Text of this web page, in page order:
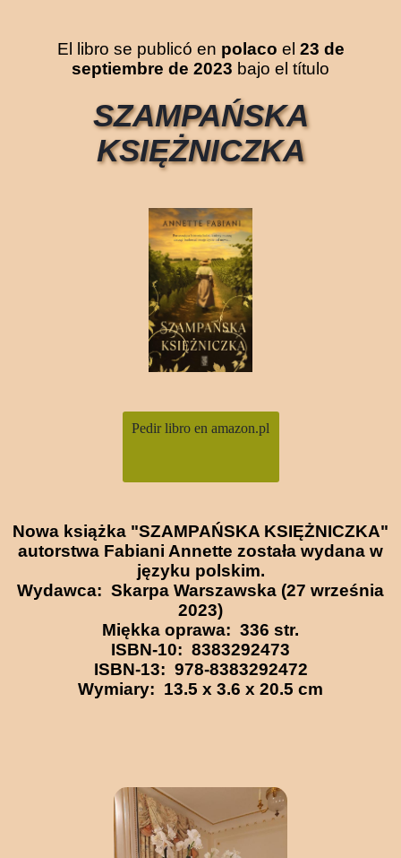
El libro se publicó en polaco el 23 de
septiembre de 2023 bajo el título
SZAMPAŃSKA
KSIĘŻNICZKA
Pedir libro en amazon.pl
Nowa książka "SZAMPAŃSKA KSIĘŻNICZKA"
autorstwa Fabiani Annette została wydana w
języku polskim.
Wydawca: ‎ Skarpa Warszawska (27 września
2023)
Miękka oprawa: ‎ 336 str.
ISBN-10: ‎ 8383292473
ISBN-13: ‎ 978-8383292472
Wymiary: ‎ 13.5 x 3.6 x 20.5 cm